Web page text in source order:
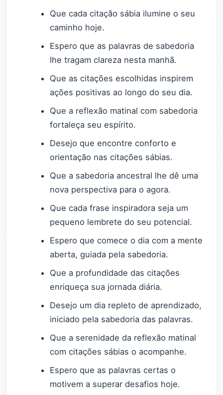
Que cada citação sábia ilumine o seu
caminho hoje.
Espero que as palavras de sabedoria
lhe tragam clareza nesta manhã.
Que as citações escolhidas inspirem
ações positivas ao longo do seu dia.
Que a reflexão matinal com sabedoria
fortaleça seu espírito.
Desejo que encontre conforto e
orientação nas citações sábias.
Que a sabedoria ancestral lhe dê uma
nova perspectiva para o agora.
Que cada frase inspiradora seja um
pequeno lembrete do seu potencial.
Espero que comece o dia com a mente
aberta, guiada pela sabedoria.
Que a profundidade das citações
enriqueça sua jornada diária.
Desejo um dia repleto de aprendizado,
iniciado pela sabedoria das palavras.
Que a serenidade da reflexão matinal
com citações sábias o acompanhe.
Espero que as palavras certas o
motivem a superar desafios hoje.